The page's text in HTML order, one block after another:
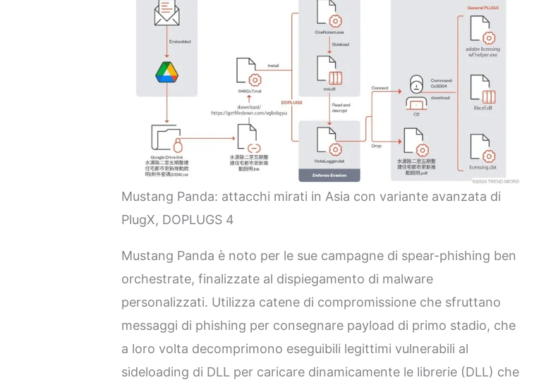
Mustang Panda: attacchi mirati in Asia con variante avanzata di
PlugX, DOPLUGS 4
Mustang Panda è noto per le sue campagne di spear-phishing ben
orchestrate, finalizzate al dispiegamento di malware
personalizzati. Utilizza catene di compromissione che sfruttano
messaggi di phishing per consegnare payload di primo stadio, che
a loro volta decomprimono eseguibili legittimi vulnerabili al
sideloading di DLL per caricare dinamicamente le librerie (DLL) che